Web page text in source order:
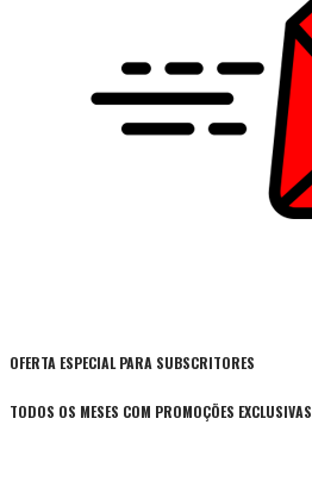
OFERTA ESPECIAL PARA SUBSCRITORES
TODOS OS MESES COM PROMOÇÕES EXCLUSIVAS